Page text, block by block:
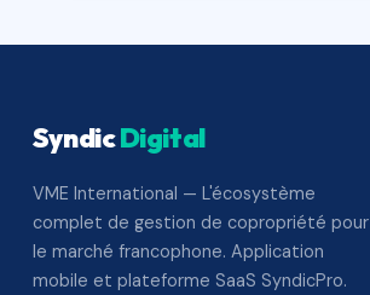
SyndicDigital
VME International — L'écosystème
complet de gestion de copropriété pour
le marché francophone. Application
mobile et plateforme SaaS SyndicPro.